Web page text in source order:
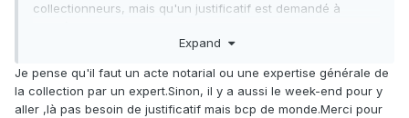
collectionneurs, mais qu'un justificatif est demandé à
Frédéric
Expand
Je pense qu'il faut un acte notarial ou une expertise générale de
la collection par un expert.Sinon, il y a aussi le week-end pour y
aller ,là pas besoin de justificatif mais bcp de monde.Merci pour